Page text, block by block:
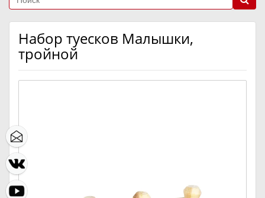
Набор туесков Малышки,
тройной